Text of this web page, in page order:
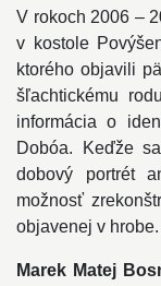
V rokoch 2006 –
v kostole
ktorého objavili
šľachtickému
informácia o
Dobóa. Keďže
dobový portrét
možnosť
objavenej v hrobe.
Marek Matej